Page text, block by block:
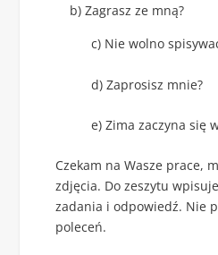
b) Zagrasz ze mną?
c) Nie wolno
d) Zaprosisz mnie?
e) Zima zaczyna się
Czekam na Wasze prace,
zdjęcia. Do zeszytu
zadania i odpowiedź. Nie
poleceń.